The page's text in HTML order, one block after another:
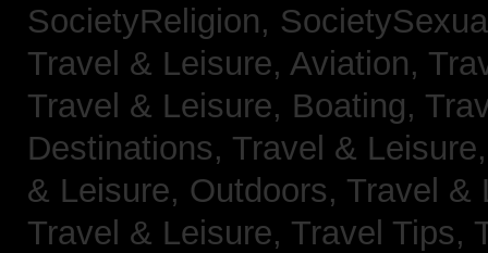
SocietyReligion,
Travel & Leisure, Aviation,
Travel & Leisure, Boating,
Destinations, Travel &
& Leisure, Outdoors, Travel &
Travel & Leisure, Travel Tips,